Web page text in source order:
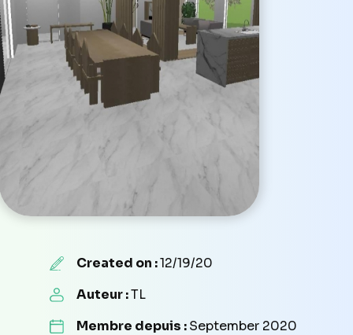
Created on :12/19/20
Auteur :TL
Membre depuis :September 2020